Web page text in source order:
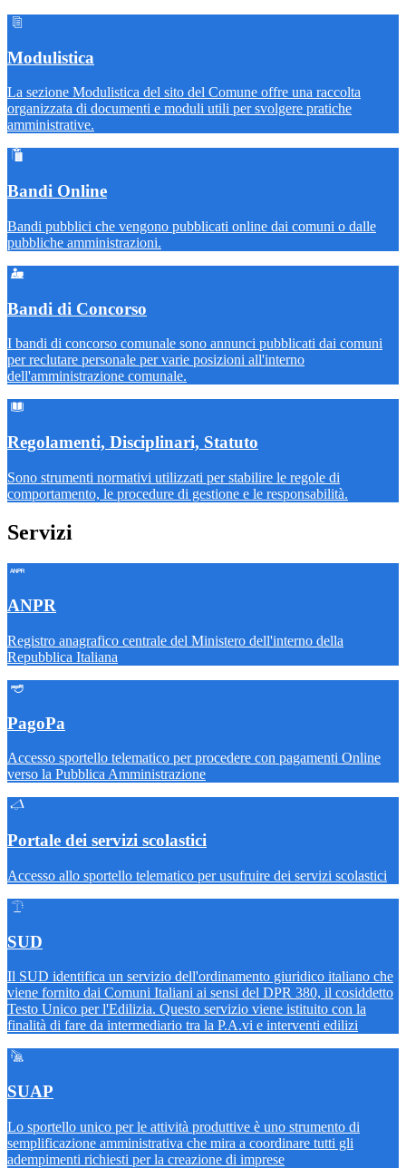
Modulistica
La sezione Modulistica del sito del Comune offre una raccolta
organizzata di documenti e moduli utili per svolgere pratiche
amministrative.
Bandi Online
Bandi pubblici che vengono pubblicati online dai comuni o dalle
pubbliche amministrazioni.
Bandi di Concorso
I bandi di concorso comunale sono annunci pubblicati dai comuni
per reclutare personale per varie posizioni all'interno
dell'amministrazione comunale.
Regolamenti, Disciplinari, Statuto
Sono strumenti normativi utilizzati per stabilire le regole di
comportamento, le procedure di gestione e le responsabilità.
Servizi
ANPR
Registro anagrafico centrale del Ministero dell'interno della
Repubblica Italiana
PagoPa
Accesso sportello telematico per procedere con pagamenti Online
verso la Pubblica Amministrazione
Portale dei servizi scolastici
Accesso allo sportello telematico per usufruire dei servizi scolastici
SUD
Il SUD identifica un servizio dell'ordinamento giuridico italiano che
viene fornito dai Comuni Italiani ai sensi del DPR 380, il cosiddetto
Testo Unico per l'Edilizia. Questo servizio viene istituito con la
finalità di fare da intermediario tra la P.A.vi e interventi edilizi
SUAP
Lo sportello unico per le attività produttive è uno strumento di
semplificazione amministrativa che mira a coordinare tutti gli
adempimenti richiesti per la creazione di imprese